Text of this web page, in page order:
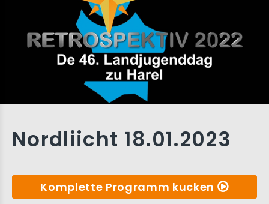
Nordliicht 18.01.2023
Komplette Programm kucken